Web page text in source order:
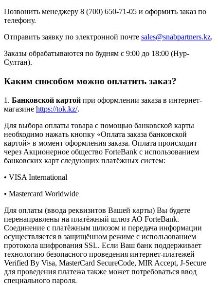
Позвонить менеджеру 8 (700) 650-71-05 и оформить заказ по
телефону.
Отправить заявку по электронной почте sales@snabpartners.kz.
Заказы обрабатываются по будням с 9:00 до 18:00 (Нур-
Султан).
Каким способом можно оплатить заказ?
1. Банковской картой при оформлении заказа в интернет-
магазине https://tok.kz/.
Для выбора оплаты товара с помощью банковской карты
необходимо нажать кнопку «Оплата заказа банковской
картой» в момент оформления заказа. Оплата происходит
через Акционерное общество ForteBank с использованием
банковских карт следующих платёжных систем:
• VISA International
• Mastercard Worldwide
Для оплаты (ввода реквизитов Вашей карты) Вы будете
перенаправлены на платёжный шлюз АО ForteBank.
Соединение с платёжным шлюзом и передача информации
осуществляется в защищённом режиме с использованием
протокола шифрования SSL. Если Ваш банк поддерживает
технологию безопасного проведения интернет-платежей
Verified By Visa, MasterCard SecureCode, MIR Accept, J-Secure
для проведения платежа также может потребоваться ввод
специального пароля.